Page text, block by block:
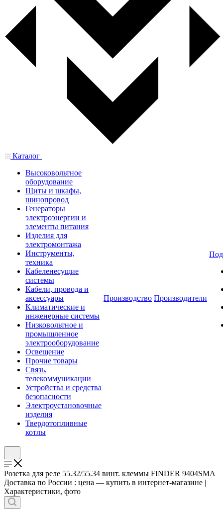
Каталог
Высоковольтное
оборудование
Щиты и шкафы,
шинопровод
Генераторы
электроэнергии и
элементы питания
Изделия для
электромонтажа
Инструменты,
техника
Кабеленесущие
системы
Кабели, провода и
аксессуары
Климатические и
инженерные системы
Низковольтное и
промышленное
электрооборудование
Освещение
Прочие товары
Связь,
телекоммуникации
Устройства и средства
безопасности
Электроустановочные
изделия
Твердотопливные
котлы
Производство Производители
Розетка для реле 55.32/55.34 винт. клеммы FINDER 9404SMA
Доставка по России : цена — купить в интернет-магазине |
Характеристики, фото